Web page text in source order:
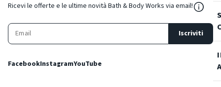
Ricevi le offerte e le ultime novità Bath & Body Works via email!
Iscriviti
FacebookInstagramYouTube